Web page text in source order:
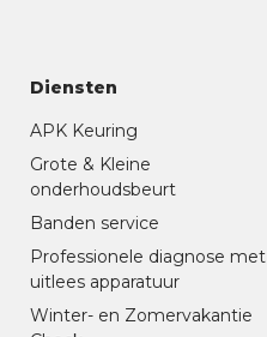
Diensten
APK Keuring
Grote & Kleine
onderhoudsbeurt
Banden service
Professionele diagnose met
uitlees apparatuur
Winter- en Zomervakantie